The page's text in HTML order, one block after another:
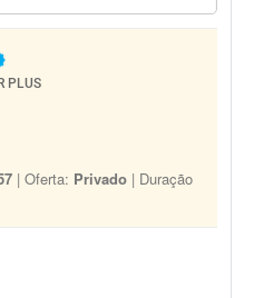
PLUS
| Oferta: Privado | Duração